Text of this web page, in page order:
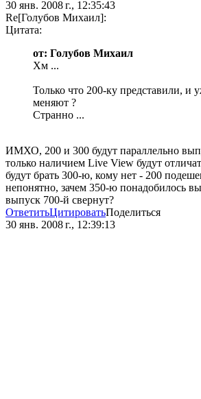
30 янв. 2008 г., 12:35:43
Re[Голубов Михаил]:
Цитата:
от: Голубов Михаил
Хм ...
Только что 200-ку представили, и
меняют ?
Странно ...
ИМХО, 200 и 300 будут параллельно
только наличием Live View будут
будут брать 300-ю, кому нет - 200
непонятно, зачем 350-ю понадобилось
выпуск 700-й свернут?
ОтветитьЦитироватьПоделиться
30 янв. 2008 г., 12:39:13